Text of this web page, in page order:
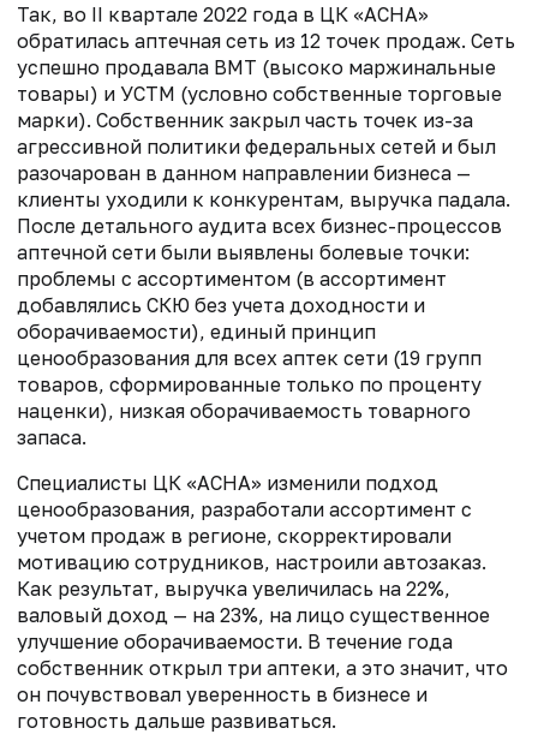
Так, во II квартале 2022 года в ЦК «АСНА»
обратилась аптечная сеть из 12 точек продаж. Сеть
успешно продавала ВМТ (высоко маржинальные
товары) и УСТМ (условно собственные торговые
марки). Собственник закрыл часть точек из-за
агрессивной политики федеральных сетей и был
разочарован в данном направлении бизнеса —
клиенты уходили к конкурентам, выручка падала.
После детального аудита всех бизнес-процессов
аптечной сети были выявлены болевые точки:
проблемы с ассортиментом (в ассортимент
добавлялись СКЮ без учета доходности и
оборачиваемости), единый принцип
ценообразования для всех аптек сети (19 групп
товаров, сформированные только по проценту
наценки), низкая оборачиваемость товарного
запаса.
Специалисты ЦК «АСНА» изменили подход
ценообразования, разработали ассортимент с
учетом продаж в регионе, скорректировали
мотивацию сотрудников, настроили автозаказ.
Как результат, выручка увеличилась на 22%,
валовый доход — на 23%, на лицо существенное
улучшение оборачиваемости. В течение года
собственник открыл три аптеки, а это значит, что
он почувствовал уверенность в бизнесе и
готовность дальше развиваться.